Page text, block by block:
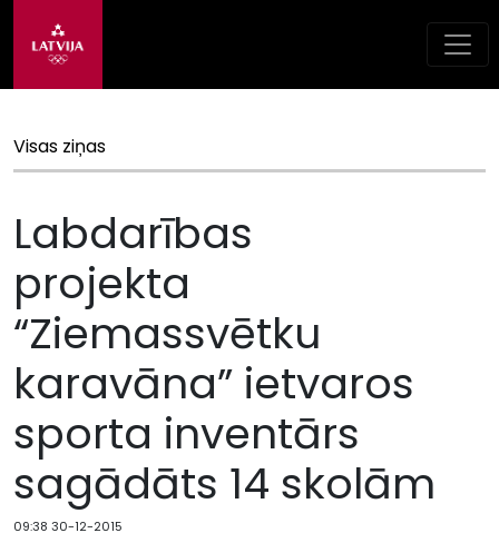
Visas ziņas
Labdarības
projekta
“Ziemassvētku
karavāna” ietvaros
sporta inventārs
sagādāts 14 skolām
09:38 30-12-2015